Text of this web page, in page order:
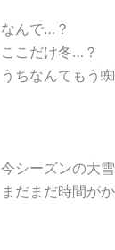
なんで…？
ここだけ冬…？
うちなんてもう
今シーズンの大
まだまだ時間が